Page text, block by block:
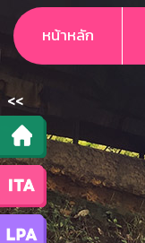
<<
หน้าหลัก